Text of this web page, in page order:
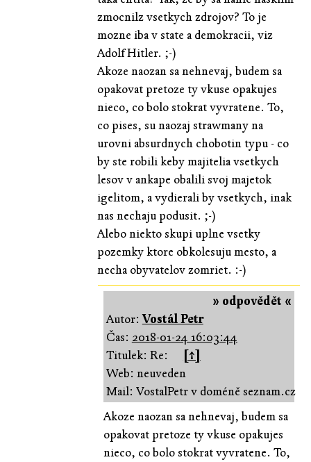
zmocnilz vsetkych zdrojov? To je
mozne iba v state a demokracii, viz
Adolf Hitler. ;-)
Akoze naozan sa nehnevaj, budem sa
opakovat pretoze ty vkuse opakujes
nieco, co bolo stokrat vyvratene. To,
co pises, su naozaj strawmany na
urovni absurdnych chobotin typu - co
by ste robili keby majitelia vsetkych
lesov v ankape obalili svoj majetok
igelitom, a vydierali by vsetkych, inak
nas nechaju podusit. ;-)
Alebo niekto skupi uplne vsetky
pozemky ktore obkolesuju mesto, a
necha obyvatelov zomriet. :-)
» odpovědět «
Autor:Vostál Petr
Čas: 2018-01-24 16:03:44
Titulek: Re:
[↑]
Web: neuveden
Mail: VostalPetr v doméně seznam.cz
Akoze naozan sa nehnevaj, budem sa
opakovat pretoze ty vkuse opakujes
nieco, co bolo stokrat vyvratene. To,